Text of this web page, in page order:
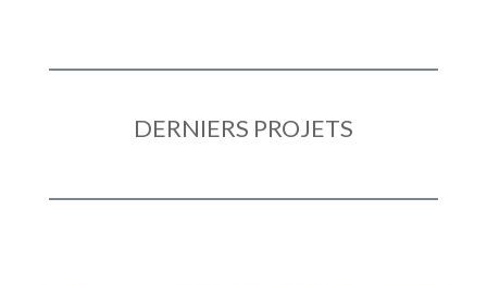
DERNIERS PROJETS